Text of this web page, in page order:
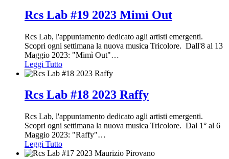
Rcs Lab #19 2023 Mimì Out
Rcs Lab, l'appuntamento dedicato agli artisti emergenti.
Scopri ogni settimana la nuova musica Tricolore. Dall'8 al 13
Maggio 2023: "Mimì Out"…
Leggi Tutto
Rcs Lab #18 2023 Raffy
Rcs Lab, l'appuntamento dedicato agli artisti emergenti.
Scopri ogni settimana la nuova musica Tricolore. Dal 1° al 6
Maggio 2023: "Raffy"…
Leggi Tutto